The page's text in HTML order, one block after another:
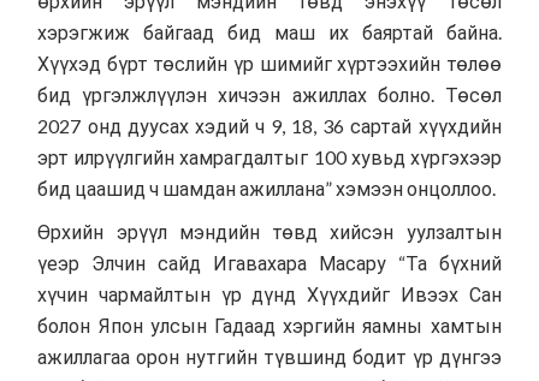
хэрэгжиж байгаад бид маш их баяртай байна.
Хүүхэд бүрт төслийн үр шимийг хүртээхийн төлөө
бид үргэлжлүүлэн хичээн ажиллах болно. Төсөл
2027 онд дуусах хэдий ч 9, 18, 36 сартай хүүхдийн
эрт илрүүлгийн хамрагдалтыг 100 хувьд хүргэхээр
бид цаашид ч шамдан ажиллана” хэмээн онцоллоо.
Өрхийн эрүүл мэндийн төвд хийсэн уулзалтын
үеэр Элчин сайд Игавахара Масару “Та бүхний
хүчин чармайлтын үр дүнд Хүүхдийг Ивээх Сан
болон Япон улсын Гадаад хэргийн яамны хамтын
ажиллагаа орон нутгийн түвшинд бодит үр дүнгээ